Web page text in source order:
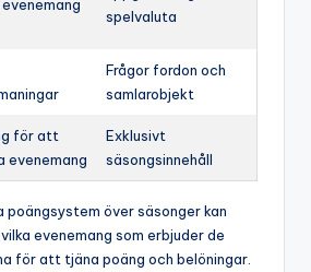
spelvaluta
Frågor fordon och
samlarobjekt
för att
evenemang
Exklusivt
säsongsinnehåll
poängsystem över säsonger kan
evenemang som erbjuder de
för att tjäna poäng och belöningar.